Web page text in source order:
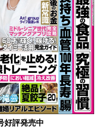
好評発売中